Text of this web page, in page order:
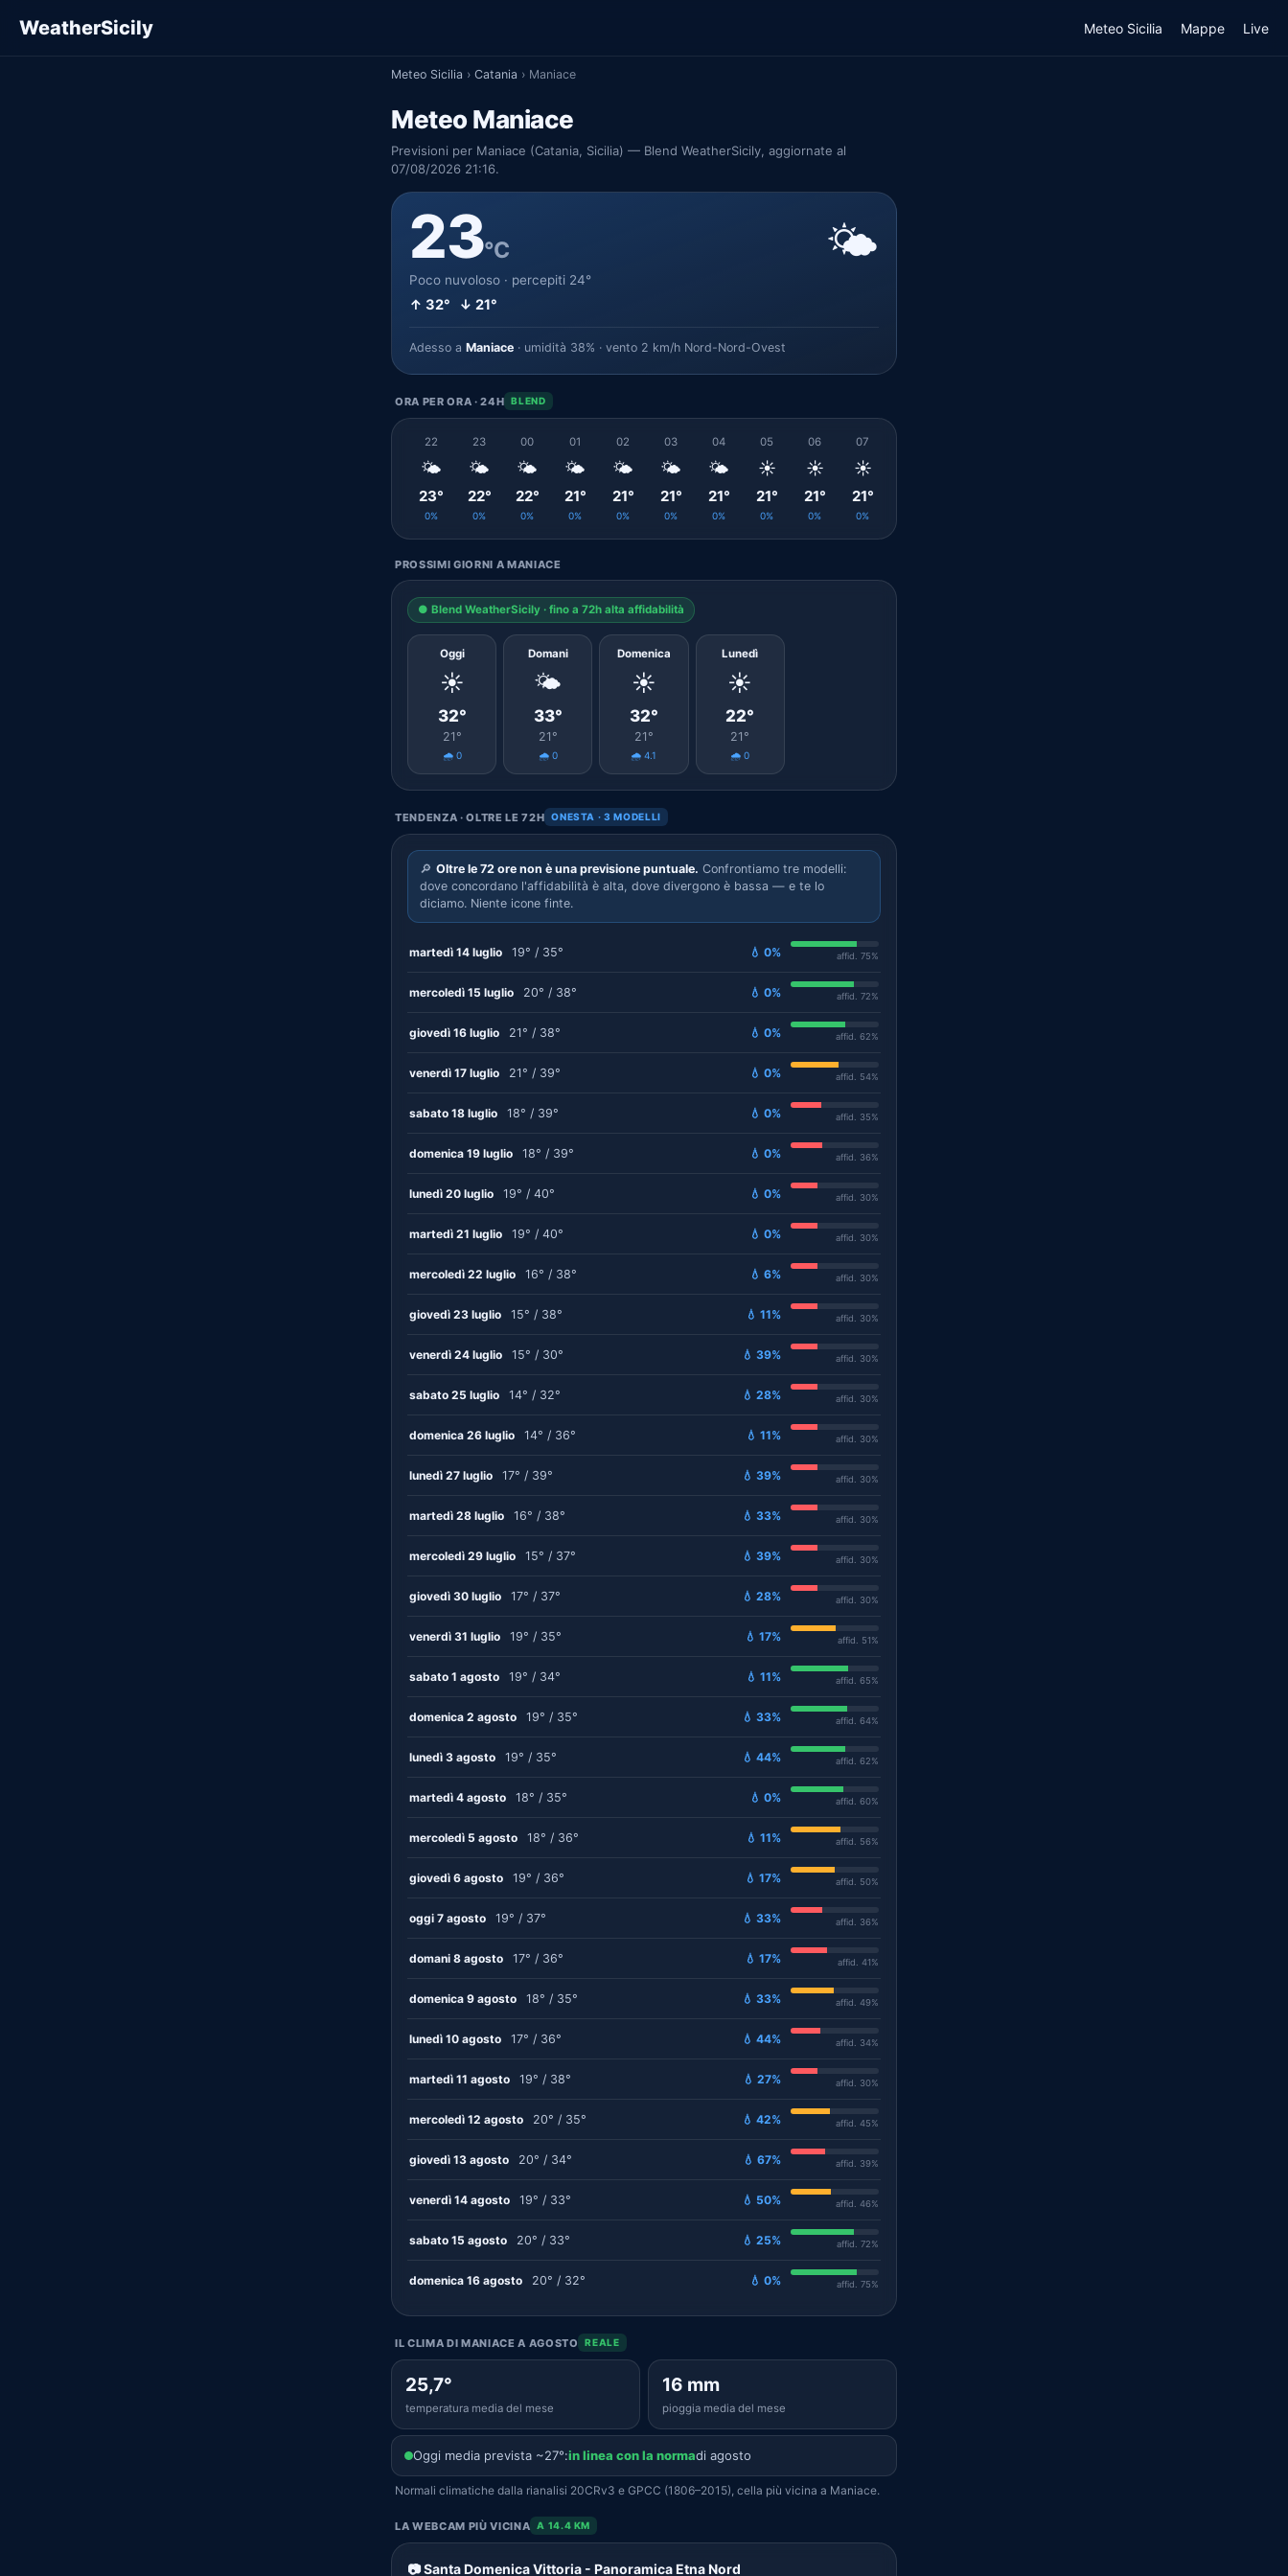
WeatherSicily Meteo Sicilia Mappe Live
Meteo Sicilia › Catania › Maniace
Meteo Maniace
Previsioni per Maniace (Catania, Sicilia) — Blend WeatherSicily, aggiornate al
07/08/2026 21:16.
23°C
Poco nuvoloso · percepiti 24°
↑ 32° ↓ 21°
🌤️
Adesso a Maniace · umidità 38% · vento 2 km/h Nord-Nord-Ovest
ORA PER ORA · 24H BLEND
22
🌤️
23°
0%
23
🌤️
22°
0%
00
🌤️
22°
0%
01
🌤️
21°
0%
02
🌤️
21°
0%
03
🌤️
21°
0%
04
🌤️
21°
0%
05
☀️
21°
0%
06
☀️
21°
0%
07
☀️
21°
0%
PROSSIMI GIORNI A MANIACE
● Blend WeatherSicily · fino a 72h alta affidabilità
Oggi
☀️
32°
21°
🌧️ 0
Domani
🌤️
33°
21°
🌧️ 0
Domenica
☀️
32°
21°
🌧️ 4.1
Lunedì
☀️
22°
21°
🌧️ 0
TENDENZA · OLTRE LE 72H ONESTA · 3 MODELLI
🔎 Oltre le 72 ore non è una previsione puntuale. Confrontiamo tre modelli:
dove concordano l'affidabilità è alta, dove divergono è bassa — e te lo
diciamo. Niente icone finte.
martedì 14 luglio 19° / 35° 💧 0% affid. 75%
mercoledì 15 luglio 20° / 38° 💧 0% affid. 72%
giovedì 16 luglio 21° / 38° 💧 0% affid. 62%
venerdì 17 luglio 21° / 39° 💧 0% affid. 54%
sabato 18 luglio 18° / 39° 💧 0% affid. 35%
domenica 19 luglio 18° / 39° 💧 0% affid. 36%
lunedì 20 luglio 19° / 40° 💧 0% affid. 30%
martedì 21 luglio 19° / 40° 💧 0% affid. 30%
mercoledì 22 luglio 16° / 38° 💧 6% affid. 30%
giovedì 23 luglio 15° / 38° 💧 11% affid. 30%
venerdì 24 luglio 15° / 30° 💧 39% affid. 30%
sabato 25 luglio 14° / 32° 💧 28% affid. 30%
domenica 26 luglio 14° / 36° 💧 11% affid. 30%
lunedì 27 luglio 17° / 39° 💧 39% affid. 30%
martedì 28 luglio 16° / 38° 💧 33% affid. 30%
mercoledì 29 luglio 15° / 37° 💧 39% affid. 30%
giovedì 30 luglio 17° / 37° 💧 28% affid. 30%
venerdì 31 luglio 19° / 35° 💧 17% affid. 51%
sabato 1 agosto 19° / 34° 💧 11% affid. 65%
domenica 2 agosto 19° / 35° 💧 33% affid. 64%
lunedì 3 agosto 19° / 35° 💧 44% affid. 62%
martedì 4 agosto 18° / 35° 💧 0% affid. 60%
mercoledì 5 agosto 18° / 36° 💧 11% affid. 56%
giovedì 6 agosto 19° / 36° 💧 17% affid. 50%
oggi 7 agosto 19° / 37° 💧 33% affid. 36%
domani 8 agosto 17° / 36° 💧 17% affid. 41%
domenica 9 agosto 18° / 35° 💧 33% affid. 49%
lunedì 10 agosto 17° / 36° 💧 44% affid. 34%
martedì 11 agosto 19° / 38° 💧 27% affid. 30%
mercoledì 12 agosto 20° / 35° 💧 42% affid. 45%
giovedì 13 agosto 20° / 34° 💧 67% affid. 39%
venerdì 14 agosto 19° / 33° 💧 50% affid. 46%
sabato 15 agosto 20° / 33° 💧 25% affid. 72%
domenica 16 agosto 20° / 32° 💧 0% affid. 75%
IL CLIMA DI MANIACE A AGOSTO REALE
25,7°
temperatura media del mese
16 mm
pioggia media del mese
Oggi media prevista ~27°:in linea con la normadi agosto
Normali climatiche dalla rianalisi 20CRv3 e GPCC (1806–2015), cella più vicina a Maniace.
LA WEBCAM PIÙ VICINA A 14.4 KM
📷 Santa Domenica Vittoria - Panoramica Etna Nord